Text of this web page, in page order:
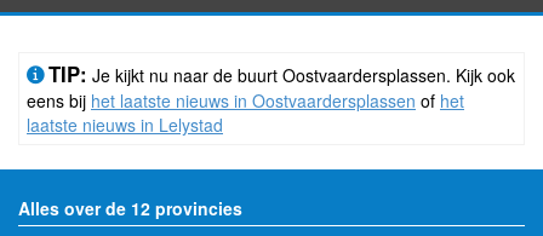
TIP: Je kijkt nu naar de buurt Oostvaardersplassen. Kijk ook
eens bij het laatste nieuws in Oostvaardersplassen of het
laatste nieuws in Lelystad
Alles over de 12 provincies